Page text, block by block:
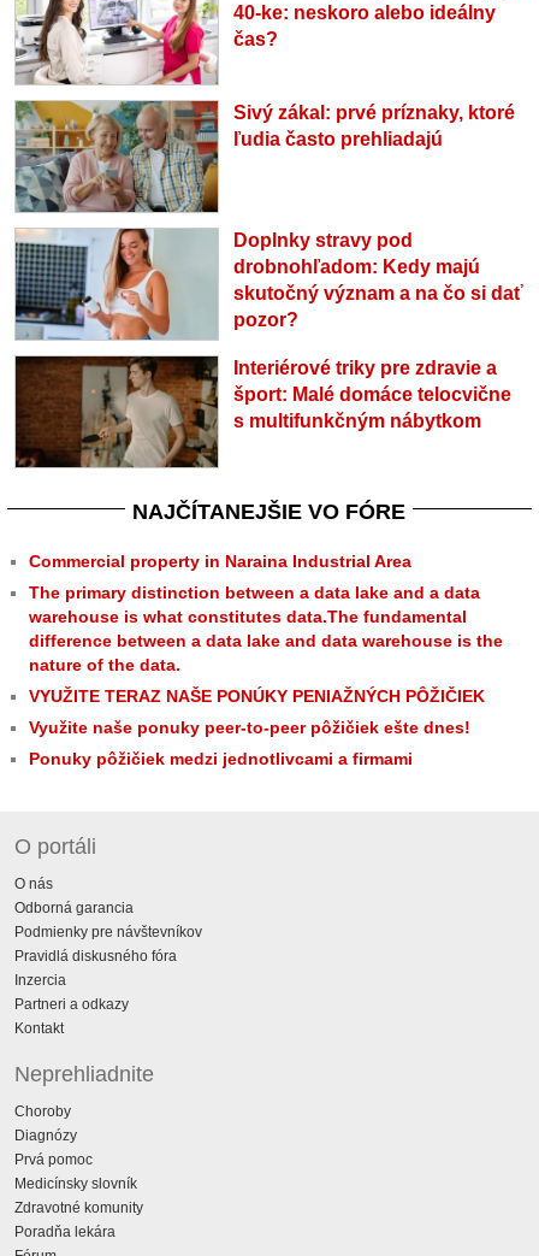
40-ke: neskoro alebo ideálny
čas?
Sivý zákal: prvé príznaky, ktoré
ľudia často prehliadajú
Doplnky stravy pod
drobnohľadom: Kedy majú
skutočný význam a na čo si dať
pozor?
Interiérové triky pre zdravie a
šport: Malé domáce telocvične
s multifunkčným nábytkom
NAJČÍTANEJŠIE VO FÓRE
Commercial property in Naraina Industrial Area
The primary distinction between a data lake and a data
warehouse is what constitutes data.The fundamental
difference between a data lake and data warehouse is the
nature of the data.
VYUŽITE TERAZ NAŠE PONÚKY PENIAŽNÝCH PÔŽIČIEK
Využite naše ponuky peer-to-peer pôžičiek ešte dnes!
Ponuky pôžičiek medzi jednotlivcami a firmami
O portáli
O nás
Odborná garancia
Podmienky pre návštevníkov
Pravidlá diskusného fóra
Inzercia
Partneri a odkazy
Kontakt
Neprehliadnite
Choroby
Diagnózy
Prvá pomoc
Medicínsky slovník
Zdravotné komunity
Poradňa lekára